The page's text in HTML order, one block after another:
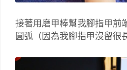
接著用磨甲棒幫我腳指甲前
圓弧（因為我腳指甲沒留很